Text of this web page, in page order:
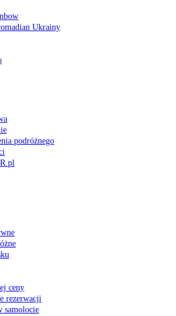
Ukrainy
podróżnego
ceny
rezerwacji
samolocie